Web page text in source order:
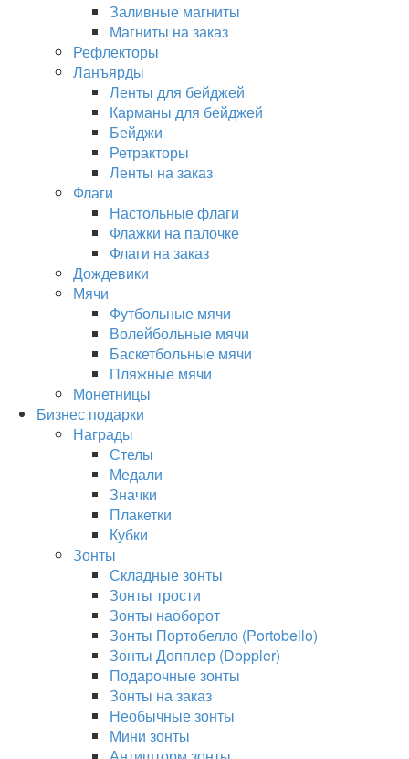
Заливные магниты
Магниты на заказ
Рефлекторы
Ланъярды
Ленты для бейджей
Карманы для бейджей
Бейджи
Ретракторы
Ленты на заказ
Флаги
Настольные флаги
Флажки на палочке
Флаги на заказ
Дождевики
Мячи
Футбольные мячи
Волейбольные мячи
Баскетбольные мячи
Пляжные мячи
Монетницы
Бизнес подарки
Награды
Стелы
Медали
Значки
Плакетки
Кубки
Зонты
Складные зонты
Зонты трости
Зонты наоборот
Зонты Портобелло (Portobello)
Зонты Допплер (Doppler)
Подарочные зонты
Зонты на заказ
Необычные зонты
Мини зонты